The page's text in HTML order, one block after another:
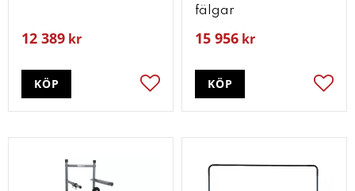
12 389 kr
Lägg till i favoriter
KÖP
fälgar
15 956 kr
KÖP